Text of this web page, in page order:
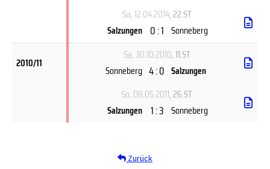
Sa, 12.04.2014, 22.ST
Salzungen 0 : 1 Sonneberg
2010/11
Sa, 30.10.2010, 11.ST
Sonneberg 4 : 0 Salzungen
So, 08.05.2011, 26.ST
Salzungen 1 : 3 Sonneberg
Zurück